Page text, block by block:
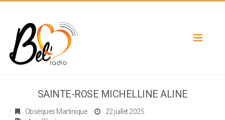
Toggle
SAINTE-ROSE MICHELLINE ALINE
Obsèques Martinique
22 juillet 2025